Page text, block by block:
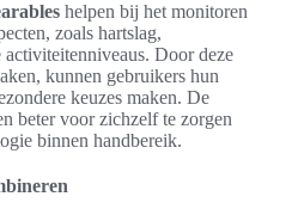
helpen bij het monitoren
zoals hartslag,
Door deze
kunnen gebruikers hun
keuzes maken. De
beter voor zichzelf te zorgen
binnen handbereik.